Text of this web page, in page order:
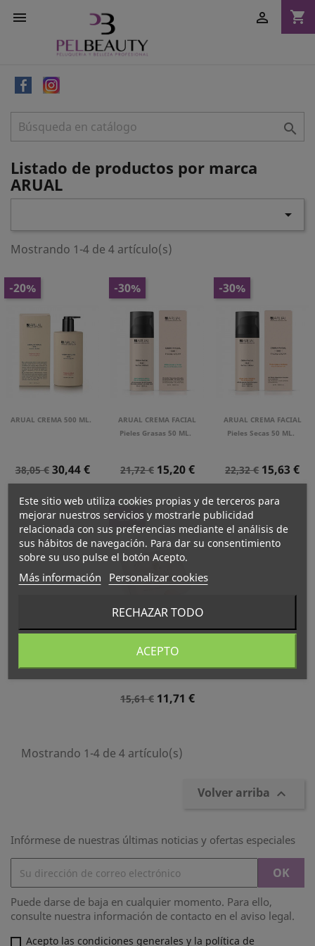
 shopping_cart


Listado de productos por marca
ARUAL

Mostrando 1-4 de 4 artículo(s)
ARUAL CREMA 500 ML.
Precio
Normal
38,05 € Precio
30,44 €
-20%
ARUAL CREMA FACIAL
Pieles Grasas 50 ML.
Precio
Normal
21,72 € Precio
15,20 €
-30%
ARUAL CREMA FACIAL
Pieles Secas 50 ML.
Precio
Normal
22,32 € Precio
15,63 €
-30%
ARUAL EXFOLIANTE
Precio
15,61 € Precio
11,71 €
-25%
Mostrando 1-4 de 4 artículo(s)
Volver arriba 
Infórmese de nuestras últimas noticias y ofertas especiales
Puede darse de baja en cualquier momento. Para ello,
consulte nuestra información de contacto en el aviso legal.
Acepto las condiciones generales y la política de
Este sitio web utiliza cookies propias y de terceros para
mejorar nuestros servicios y mostrarle publicidad
relacionada con sus preferencias mediante el análisis de
sus hábitos de navegación. Para dar su consentimiento
sobre su uso pulse el botón Acepto.
Más información Personalizar cookies
RECHAZAR TODO
ACEPTO